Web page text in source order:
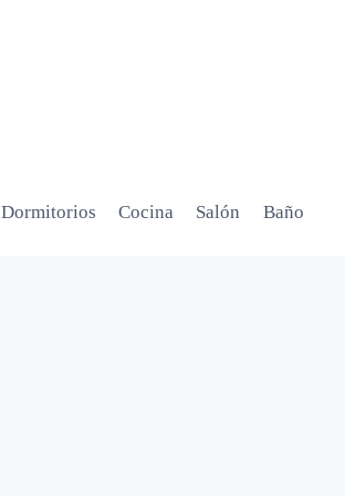
Dormitorios Cocina Salón Baño